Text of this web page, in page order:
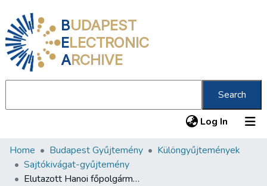
BUDAPEST
ELECTRONIC
ARCHIVE
Search
Log In (current)
Communities & Collections
All of DSpace
Home Budapest Gyűjtemény
Különgyűjtemények
Sajtókivágat-gyűjtemény
Elutazott Hanoi főpolgármestere